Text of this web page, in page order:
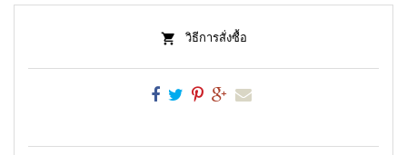
วิธีการสั่งซื้อ